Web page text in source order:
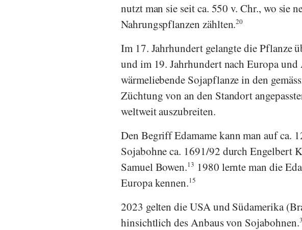
nutzt man sie seit ca. 550 v. Chr., wo sie
Nahrungspflanzen zählten.20
Im 17. Jahrhundert gelangte die Pflanze
und im 19. Jahrhundert nach Europa
wärmeliebende Sojapflanze in den
Züchtung von an den Standort
weltweit auszubreiten.
Den Begriff Edamame kann man auf ca.
Sojabohne ca. 1691/92 durchEngelbert
Samuel Bowen.13 1980 lernte man die
Europa kennen.15
2023 gelten die USA und Südamerika
hinsichtlich des Anbaus von Sojabohnen.